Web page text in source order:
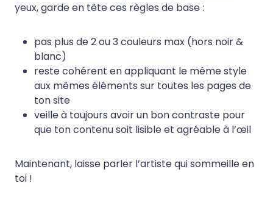
yeux, garde en tête ces règles de base :
pas plus de 2 ou 3 couleurs max (hors noir &
blanc)
reste cohérent en appliquant le même style
aux mêmes éléments sur toutes les pages de
ton site
veille à toujours avoir un bon contraste pour
que ton contenu soit lisible et agréable à l’œil
Maintenant, laisse parler l’artiste qui sommeille en
toi !